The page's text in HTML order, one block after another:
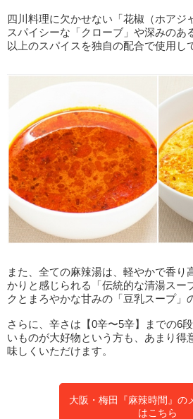
四川料理に欠かせない「花椒（ホアジ
スパイシーな「クローブ」や深みのあ
以上のスパイスを独自の配合で使用し
また、全ての麻辣湯は、軽やかで香り
かりと感じられる「伝統的な清湯スー
クとまろやかな甘みの「豆乳スープ」
さらに、辛さは【0辛〜5辛】までの6
いものが大好物という方も、あまり得
味しくいただけます。
大阪・梅田『麻辣時間』の
はこちら